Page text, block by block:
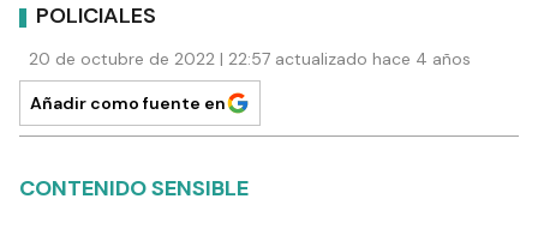
POLICIALES
20 de octubre de 2022 | 22:57 actualizado hace 4 años
Añadir como fuente en
CONTENIDO SENSIBLE